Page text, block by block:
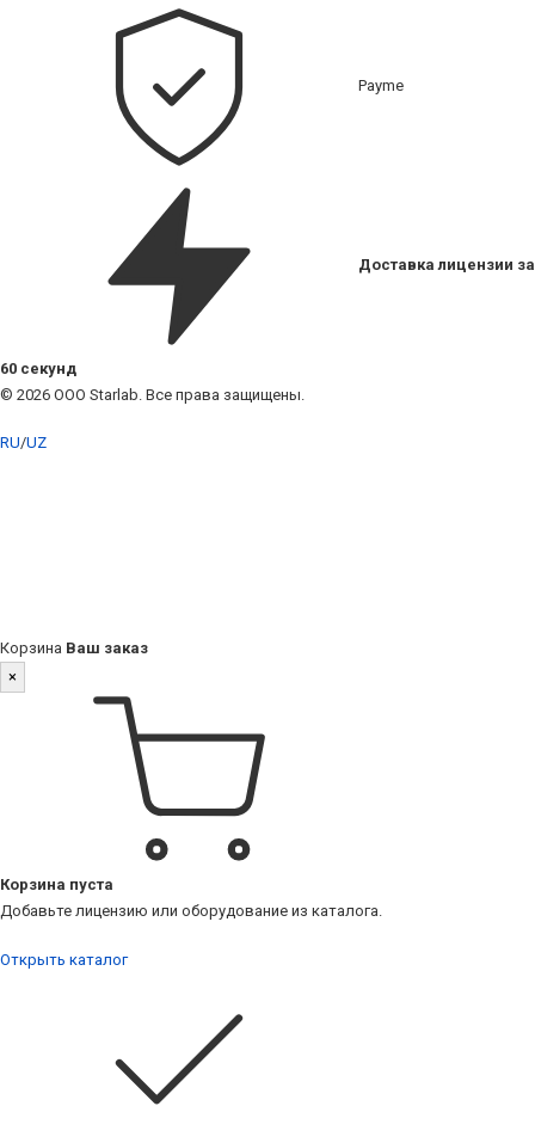
Payme
Доставка лицензии за
60 секунд
© 2026 ООО Starlab. Все права защищены.
RU/UZ
Корзина Ваш заказ
×
Корзина пуста
Добавьте лицензию или оборудование из каталога.
Открыть каталог